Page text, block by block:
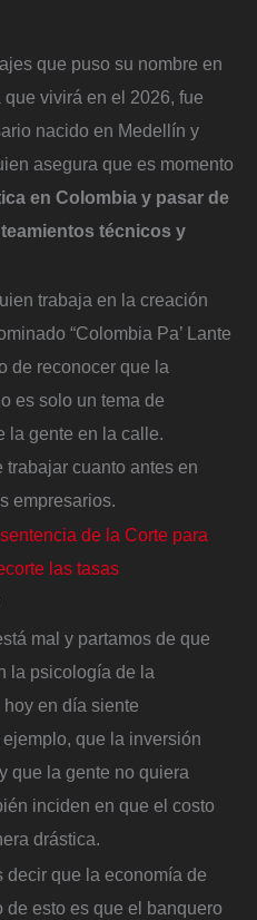
que puso su nombre en
vivirá en el 2026, fue
nacido en Medellín y
asegura que es momento
en Colombia y pasar de
técnicos y
trabaja en la creación
“Colombia Pa’ Lante
de reconocer que la
es solo un tema de
la gente en la calle.
cuanto antes en
empresarios.
de la Corte para
las tasas
mal y partamos de que
la psicología de la
en día siente
que la inversión
que la gente no quiera
inciden en que el costo
drástica.
decir que la economía de
esto es que el banquero